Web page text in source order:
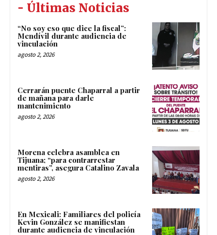
- Últimas Noticias
“No soy eso que dice la fiscal”:
Mendívil durante audiencia de
vinculación
agosto 2, 2026
Cerrarán puente Chaparral a partir
de mañana para darle
mantenimiento
agosto 2, 2026
Morena celebra asamblea en
Tijuana; “para contrarrestar
mentiras”, asegura Catalino Zavala
agosto 2, 2026
En Mexicali: Familiares del policía
Kevin González se manifiestan
durante audiencia de vinculación